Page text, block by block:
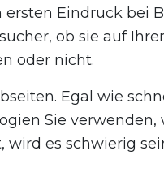
Eindruck bei
ob sie auf Ihrer
oder nicht.
Egal wie
Sie verwenden,
es schwierig